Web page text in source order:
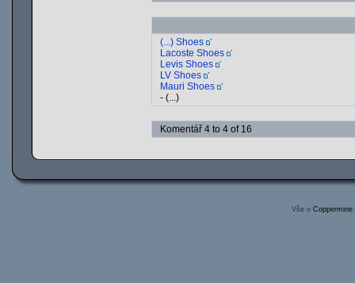
(...) Shoes
Lacoste Shoes
Levis Shoes
LV Shoes
Mauri Shoes
- (...)
Komentář 4 to 4 of 16
Vše o Coppermine